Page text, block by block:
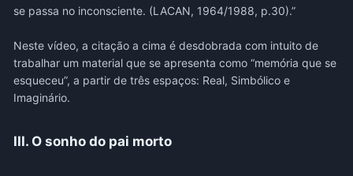
se passa no inconsciente. (LACAN, 1964/1988, p.30).”
Neste vídeo, a citação a cima é desdobrada com intuito de
trabalhar um material que se apresenta como “memória que se
esqueceu”, a partir de três espaços: Real, Simbólico e
Imaginário.
III. O sonho do pai morto